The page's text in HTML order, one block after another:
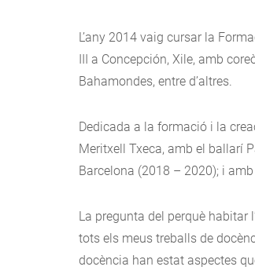
L’any 2014 vaig cursar la
III a Concepción, Xile, amb
Bahamondes, entre d’altres.
Dedicada a la formació i la
Meritxell Txeca, amb el ballarí
Barcelona (2018 – 2020); i
La pregunta del perquè habitar
tots els meus treballs de
docència han estat aspectes